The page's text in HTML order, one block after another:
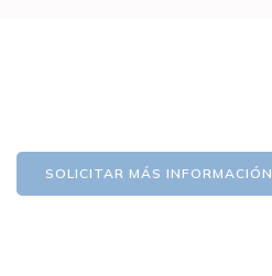
SOLICITAR MÁS INFORMACIÓN